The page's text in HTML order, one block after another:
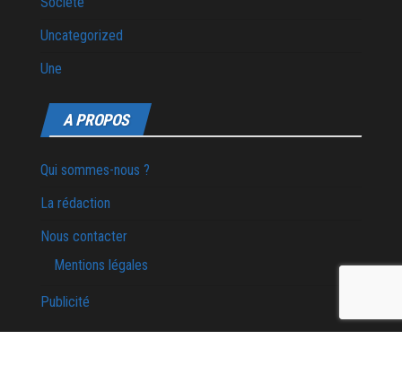
Uncategorized
Une
A PROPOS
Qui sommes-nous ?
La rédaction
Nous contacter
Mentions légales
Publicité